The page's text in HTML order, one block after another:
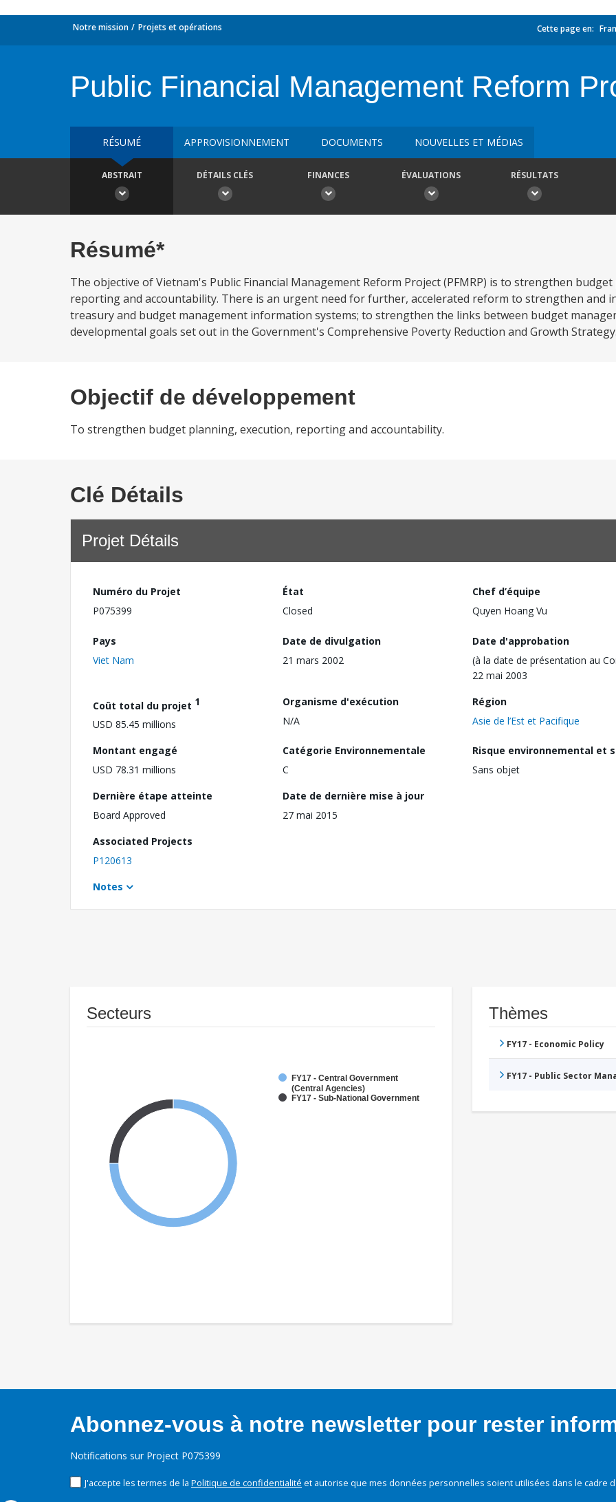
Notre mission Projets et opérations Cette page en:
Public Financial Management Reform
RÉSUMÉ APPROVISIONNEMENT DOCUMENTS NOUVELLES ET MÉDIAS
ABSTRAIT DÉTAILS CLÉS FINANCES ÉVALUATIONS RÉSULTATS
Résumé*
The objective of Vietnam's Public Financial Management Reform Project (PFMRP) is to strengthen
reporting and accountability. There is an urgent need for further, accelerated reform to strengthen and
treasury and budget management information systems; to strengthen the links between budget
developmental goals set out in the Government's Comprehensive Poverty Reduction and Growth
Objectif de développement
To strengthen budget planning, execution, reporting and accountability.
Clé Détails
Projet Détails
Numéro du Projet
P075399
État
Closed
Chef d’équipe
Quyen Hoang Vu
Pays
Viet Nam
Date de divulgation
21 mars 2002
Date d'approbation
(à la date de présentation au
22 mai 2003
Coût total du projet 1
USD 85.45 millions
Organisme d'exécution
N/A
Région
Asie de l’Est et Pacifique
Montant engagé
USD 78.31 millions
Catégorie Environnementale
C
Risque environnemental et
Sans objet
Dernière étape atteinte
Board Approved
Date de dernière mise à jour
27 mai 2015
Associated Projects
P120613
Notes
Secteurs
FY17 - Central Government
(Central Agencies)
FY17 - Sub-National Government
Thèmes
FY17 - Economic Policy
FY17 - Public Sector
Abonnez-vous à notre newsletter pour rester
Notifications sur Project P075399
J'accepte les termes de la Politique de confidentialité et autorise que mes données personnelles soient utilisées dans le cadre